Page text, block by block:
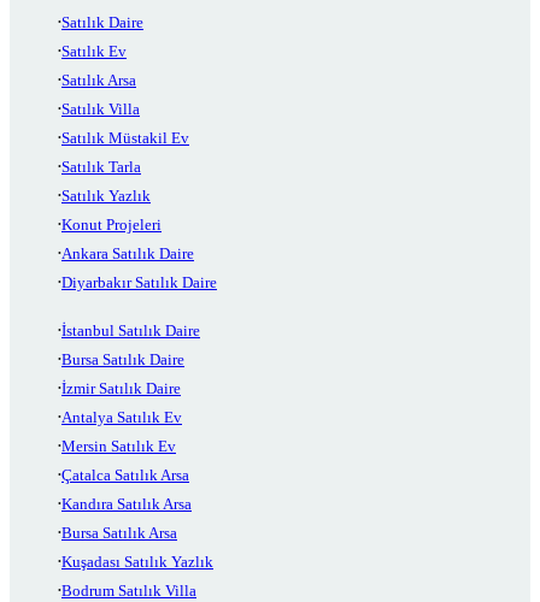
Satılık Daire
Satılık Ev
Satılık Arsa
Satılık Villa
Satılık Müstakil Ev
Satılık Tarla
Satılık Yazlık
Konut Projeleri
Ankara Satılık Daire
Diyarbakır Satılık Daire
İstanbul Satılık Daire
Bursa Satılık Daire
İzmir Satılık Daire
Antalya Satılık Ev
Mersin Satılık Ev
Çatalca Satılık Arsa
Kandıra Satılık Arsa
Bursa Satılık Arsa
Kuşadası Satılık Yazlık
Bodrum Satılık Villa